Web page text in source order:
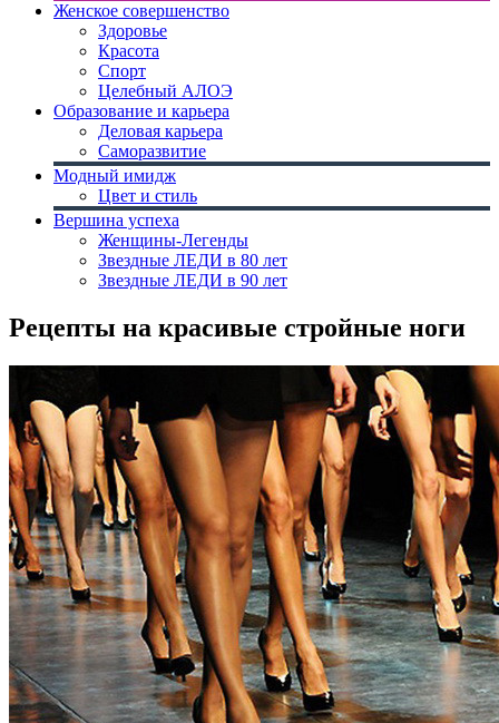
Женское совершенство
Здоровье
Красота
Спорт
Целебный АЛОЭ
Образование и карьера
Деловая карьера
Саморазвитие
Модный имидж
Цвет и стиль
Вершина успеха
Женщины-Легенды
Звездные ЛЕДИ в 80 лет
Звездные ЛЕДИ в 90 лет
Рецепты на красивые стройные ноги